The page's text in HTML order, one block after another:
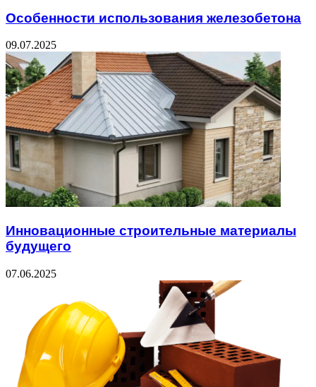
Особенности использования железобетона
09.07.2025
Инновационные строительные материалы
будущего
07.06.2025